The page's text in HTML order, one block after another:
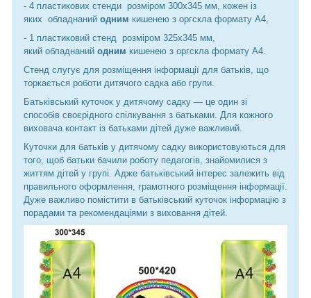
- 4 пластикових стенди розміром 300х345 мм, кожен із
яких обладнаний одним кишенею з оргскла формату А4,
- 1 пластиковий стенд розміром 325х345 мм,
який обладнаний одним кишенею з оргскла формату А4.
Стенд слугує для розміщення інформації для батьків, що
торкається роботи дитячого садка або групи.
Батьківський куточок у дитячому садку — це один зі
способів своєрідного спілкування з батьками. Для кожного
виховача контакт із батьками дітей дуже важливий.
Куточки для батьків у дитячому садку використовуються для
того, щоб батьки бачили роботу педагогів, знайомилися з
життям дітей у групі. Адже батьківський інтерес залежить від
правильного оформлення, грамотного розміщення інформації.
Дуже важливо помістити в батьківський куточок інформацію з
порадами та рекомендаціями з виховання дітей.